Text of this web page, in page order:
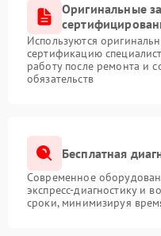
Оригинальные
Используются
сертификацию
работу после ремонта и
обязательств
Бесплатная
Современное
экспресс-диагностику и
сроки, минимизируя